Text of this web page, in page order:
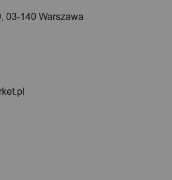
03-140 Warszawa